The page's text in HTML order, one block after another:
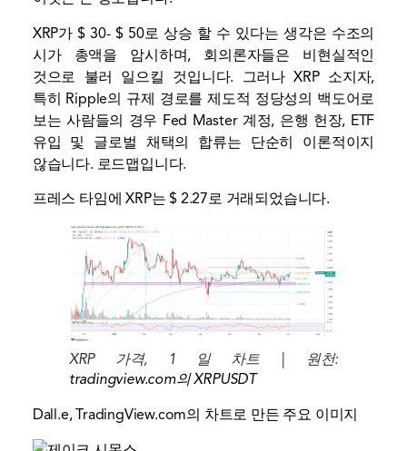
XRP가 $ 30- $ 50로 상승 할 수 있다는 생각은 수조의
시가 총액을 암시하며, 회의론자들은 비현실적인
것으로 불러 일으킬 것입니다. 그러나 XRP 소지자,
특히 Ripple의 규제 경로를 제도적 정당성의 백도어로
보는 사람들의 경우 Fed Master 계정, 은행 헌장, ETF
유입 및 글로벌 채택의 합류는 단순히 이론적이지
않습니다. 로드맵입니다.
프레스 타임에 XRP는 $ 2.27로 거래되었습니다.
XRP 가격, 1 일 차트 | 원천:
tradingview.com의 XRPUSDT
Dall.e, TradingView.com의 차트로 만든 주요 이미지